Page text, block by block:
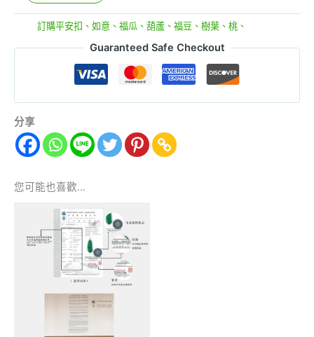
訂購平安扣、如意、福瓜、葫蘆、福豆、樹葉、桃、
Guaranteed Safe Checkout
分享
您可能也喜歡…